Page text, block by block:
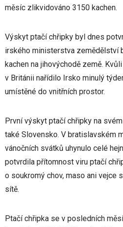
měsíc zlikvidováno 3150 kachen.
Výskyt ptačí chřipky byl dnes
irského ministerstva zemědělství
kachen na jihovýchodě země.
v Británii nařídilo Irsko minulý
umístěné do vnitřních prostor.
První výskyt ptačí chřipky na
také Slovensko. V bratislavském
vánočních svátků uhynulo celé
potvrdila přítomnost viru ptačí
o soukromý chov, maso ani vejce
sítě.
Ptačí chřipka se v posledních